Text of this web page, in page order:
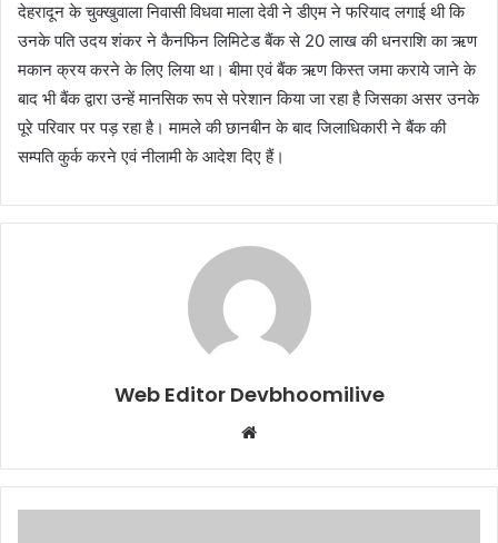
देहरादून के चुक्खुवाला निवासी विधवा माला देवी ने डीएम ने फरियाद लगाई थी कि
उनके पति उदय शंकर ने कैनफिन लिमिटेड बैंक से 20 लाख की धनराशि का ऋण
मकान क्रय करने के लिए लिया था। बीमा एवं बैंक ऋण किस्त जमा कराये जाने के
बाद भी बैंक द्वारा उन्हें मानसिक रूप से परेशान किया जा रहा है जिसका असर उनके
पूरे परिवार पर पड़ रहा है। मामले की छानबीन के बाद जिलाधिकारी ने बैंक की
सम्पति कुर्क करने एवं नीलामी के आदेश दिए हैं।
Web Editor Devbhoomilive
Website